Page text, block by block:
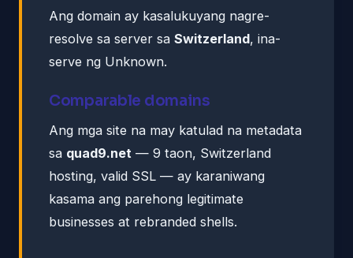
Ang domain ay kasalukuyang nagre-
resolve sa server sa Switzerland, ina-
serve ng Unknown.
Comparable domains
Ang mga site na may katulad na metadata
sa quad9.net — 9 taon, Switzerland
hosting, valid SSL — ay karaniwang
kasama ang parehong legitimate
businesses at rebranded shells.